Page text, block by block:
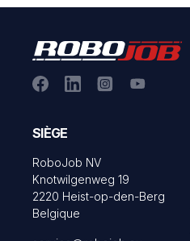
SIÈGE
RoboJob NV
Knotwilgenweg 19
2220 Heist-op-den-Berg
Belgique